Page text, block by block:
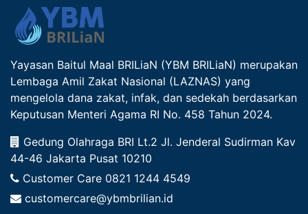
Yayasan Baitul Maal BRILiaN (YBM BRILiaN) merupakan
Lembaga Amil Zakat Nasional (LAZNAS) yang
mengelola dana zakat, infak, dan sedekah berdasarkan
Keputusan Menteri Agama RI No. 458 Tahun 2024.
Gedung Olahraga BRI Lt.2 Jl. Jenderal Sudirman Kav
44-46 Jakarta Pusat 10210
Customer Care 0821 1244 4549
customercare@ybmbrilian.id